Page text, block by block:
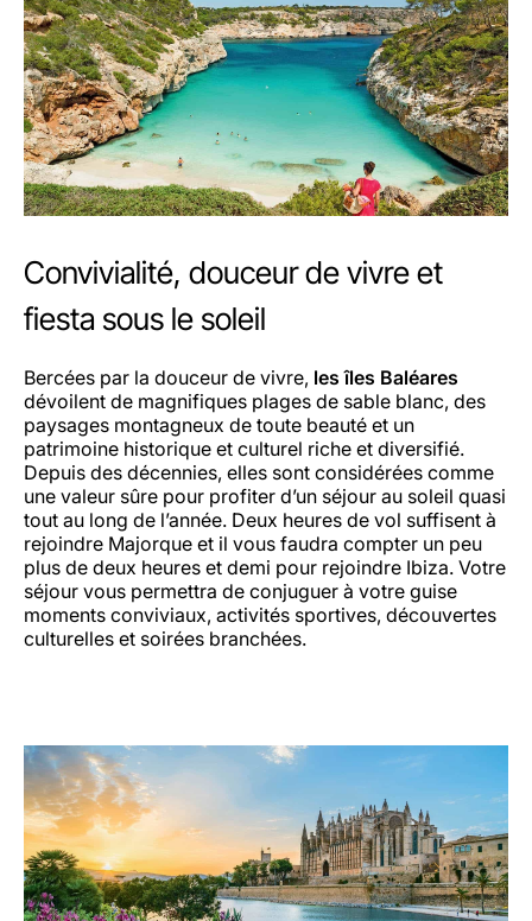
Convivialité, douceur de vivre et
fiesta sous le soleil
Bercées par la douceur de vivre, les îles Baléares
dévoilent de magnifiques plages de sable blanc, des
paysages montagneux de toute beauté et un
patrimoine historique et culturel riche et diversifié.
Depuis des décennies, elles sont considérées comme
une valeur sûre pour profiter d’un séjour au soleil quasi
tout au long de l’année. Deux heures de vol suffisent à
rejoindre Majorque et il vous faudra compter un peu
plus de deux heures et demi pour rejoindre Ibiza. Votre
séjour vous permettra de conjuguer à votre guise
moments conviviaux, activités sportives, découvertes
culturelles et soirées branchées.